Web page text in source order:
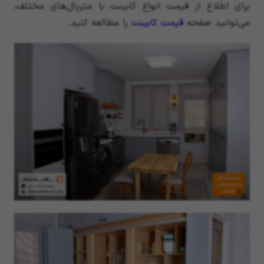
برای اطلاع از قیمت انواع کابینت با متریال‌های مختلف،
می‌توانید صفحهقیمت کابینت را مطالعه کنید.